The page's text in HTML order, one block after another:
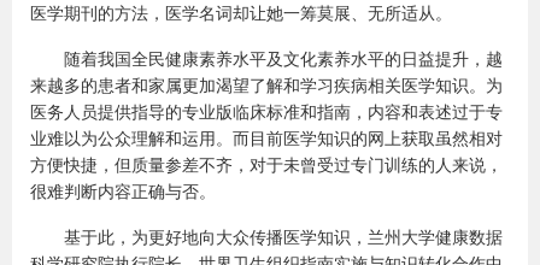
医学期刊的方法，医学名词却让她一筹莫展、无所适从。
随着我国全民健康素养水平及文化素养水平的日益提升，越
来越多的患者和家属更加渴望了解和学习疾病相关医学知识。为
医务人员提供指导的专业版临床标准和指南，内容和表述过于专
业难以为公众理解和运用。而目前医学知识的网上获取虽然相对
方便快捷，但质量参差不齐，对于未曾受过专门训练的人来说，
很难判断内容正确与否。
基于此，为更好地向大众传播医学知识，兰州大学健康数据